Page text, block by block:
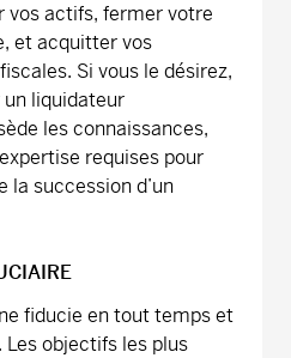
actifs, fermer votre
et acquitter vos
Si vous le désirez,
liquidateur
les connaissances,
requises pour
la succession d’un
fiducie en tout temps et
Les objectifs les plus